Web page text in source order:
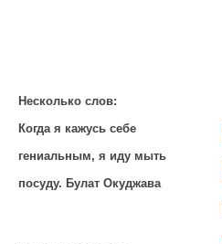
Несколько слов:
Когда я кажусь себе
гениальным, я иду мыть
посуду. Булат Окуджава